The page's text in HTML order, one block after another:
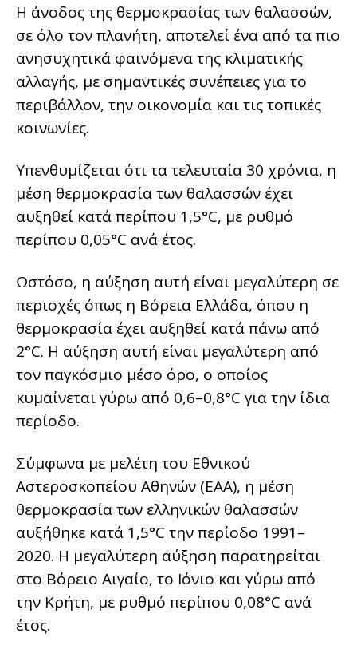
Η άνοδος της θερμοκρασίας των θαλασσών,
σε όλο τον πλανήτη, αποτελεί ένα από τα πιο
ανησυχητικά φαινόμενα της κλιματικής
αλλαγής, με σημαντικές συνέπειες για το
περιβάλλον, την οικονομία και τις τοπικές
κοινωνίες.
Υπενθυμίζεται ότι τα τελευταία 30 χρόνια, η
μέση θερμοκρασία των θαλασσών έχει
αυξηθεί κατά περίπου 1,5°C, με ρυθμό
περίπου 0,05°C ανά έτος.
Ωστόσο, η αύξηση αυτή είναι μεγαλύτερη σε
περιοχές όπως η Βόρεια Ελλάδα, όπου η
θερμοκρασία έχει αυξηθεί κατά πάνω από
2°C. Η αύξηση αυτή είναι μεγαλύτερη από
τον παγκόσμιο μέσο όρο, ο οποίος
κυμαίνεται γύρω από 0,6–0,8°C για την ίδια
περίοδο.
Σύμφωνα με μελέτη του Εθνικού
Αστεροσκοπείου Αθηνών (ΕΑΑ), η μέση
θερμοκρασία των ελληνικών θαλασσών
αυξήθηκε κατά 1,5°C την περίοδο 1991–
2020. Η μεγαλύτερη αύξηση παρατηρείται
στο Βόρειο Αιγαίο, το Ιόνιο και γύρω από
την Κρήτη, με ρυθμό περίπου 0,08°C ανά
έτος.